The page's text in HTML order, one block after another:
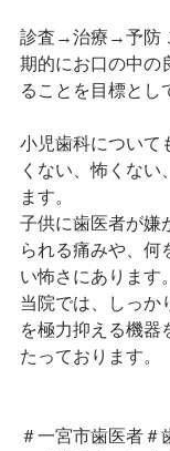
診査→治療→予防
期的にお口の中の
ることを目標とし
小児歯科について
くない、怖くない
ます。
子供に歯医者が嫌
られる痛みや、何
い怖さにあります。
当院では、しっか
を極力抑える機器
たっております。
＃一宮市歯医者＃